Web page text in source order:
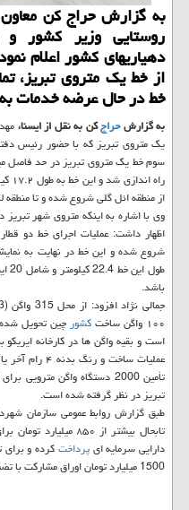
به گزارش حراج كن
روستایی وزیر كشور
خط در حال عرضه خدمات
به گزارشحراجكن به نقل از ایسنا،
یك متروی تبریز كه با حضور رئیس
سوم خط یك متروی تبریز در حد فاصل
از منطقه ائل گلی شروع شده و تا منطقه
اظهار داشت: عملیات اجرای خط دو
شروع شده و این خط در نهایت به
باشد.
۱۰۰ واگن ساخت
كشور
است و بقیه واگن ها در كارخانه
عملیات ساخت
تبریز در نظر گرفته شده است.
طبق گزارش روابط عمومی سازمان
تابحال بیشتر از ۸۵۰
دارایی سرمایه ایپرداختكرده و
1500 میلیارد تومان اوراق مشاركت با تضمین ۵۰ درصدی دولت انتشار یافته است.